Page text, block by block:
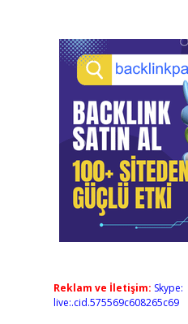
Reklam ve İletişim: Skype:
live:.cid.575569c608265c69